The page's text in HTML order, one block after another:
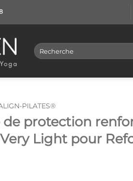
Recherche
pour :
PILATES®
de protection
Light pour